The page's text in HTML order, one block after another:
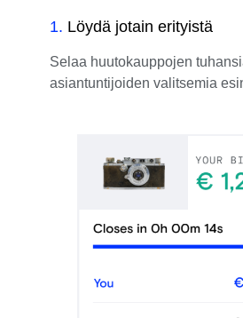
1. Löydä jotain erityistä
Selaa huutokauppojen
asiantuntijoiden valitsemia